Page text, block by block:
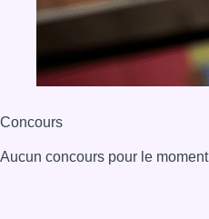
Concours
Aucun concours pour le moment